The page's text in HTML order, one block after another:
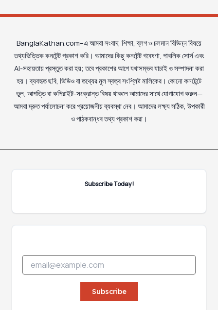
BanglaKathan.com–এ আমরা সংবাদ, শিক্ষা, ব্লগ ও চলমান বিভিন্ন বিষয়ে
তথ্যভিত্তিক কনটেন্ট প্রকাশ করি। আমাদের কিছু কনটেন্ট গবেষণা, পাবলিক সোর্স এবং
AI-সহায়তায় প্রস্তুত করা হয়; তবে প্রকাশের আগে যথাসম্ভব যাচাই ও সম্পাদনা করা
হয়। ব্যবহৃত ছবি, ভিডিও বা তথ্যের মূল স্বত্ব সংশ্লিষ্ট মালিকের। কোনো কনটেন্টে
ভুল, আপত্তি বা কপিরাইট-সংক্রান্ত বিষয় থাকলে আমাদের সাথে যোগাযোগ করুন—
আমরা দ্রুত পর্যালোচনা করে প্রয়োজনীয় ব্যবস্থা নেব। আমাদের লক্ষ্য সঠিক, উপকারী
ও পাঠকবান্ধব তথ্য প্রকাশ করা।
Subscribe Today!
m
a
i
E
Subscribe